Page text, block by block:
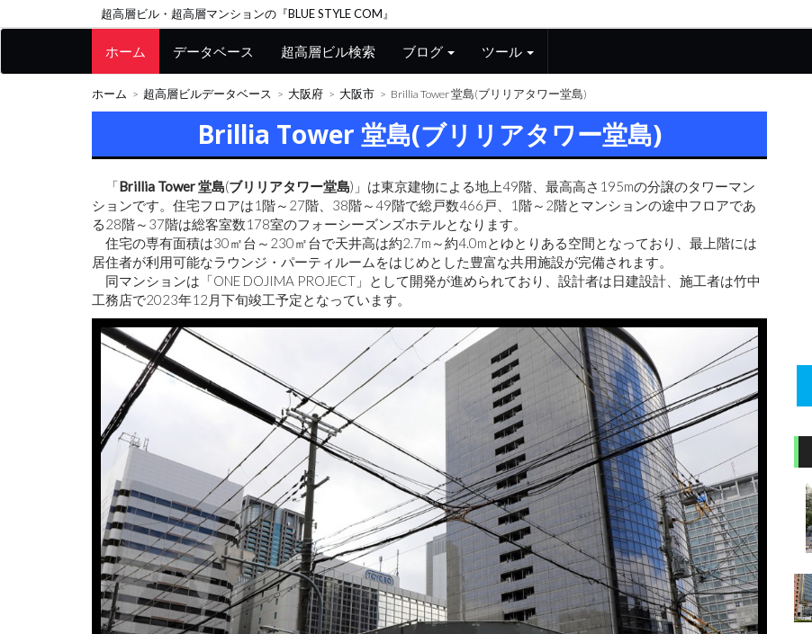
超高層ビル・超高層マンションの『BLUE STYLE COM』
ホーム データベース 超高層ビル検索 ブログ ツール
ホーム 超高層ビルデータベース 大阪府 大阪市 Brillia Tower 堂島(ブリリアタワー堂島)
Brillia Tower 堂島(ブリリアタワー堂島)
「Brillia Tower 堂島(ブリリアタワー堂島)」は東京建物による地上49階、最高高さ195mの分譲のタワーマン
ションです。住宅フロアは1階～27階、38階～49階で総戸数466戸、1階～2階とマンションの途中フロアであ
る28階～37階は総客室数178室のフォーシーズンズホテルとなります。
住宅の専有面積は30㎡台～230㎡台で天井高は約2.7m～約4.0mとゆとりある空間となっており、最上階には
居住者が利用可能なラウンジ・パーティルームをはじめとした豊富な共用施設が完備されます。
同マンションは「ONE DOJIMA PROJECT」として開発が進められており、設計者は日建設計、施工者は竹中
工務店で2023年12月下旬竣工予定となっています。